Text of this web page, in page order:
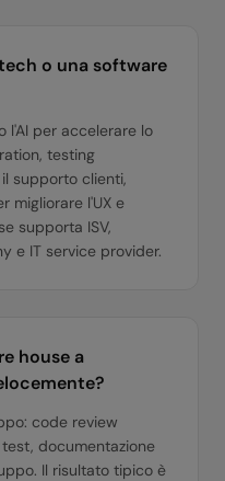
o una software
l'AI per accelerare lo
testing
supporto clienti,
migliorare l'UX e
supporta ISV,
e IT service provider.
house a
code review
documentazione
Il risultato tipico è